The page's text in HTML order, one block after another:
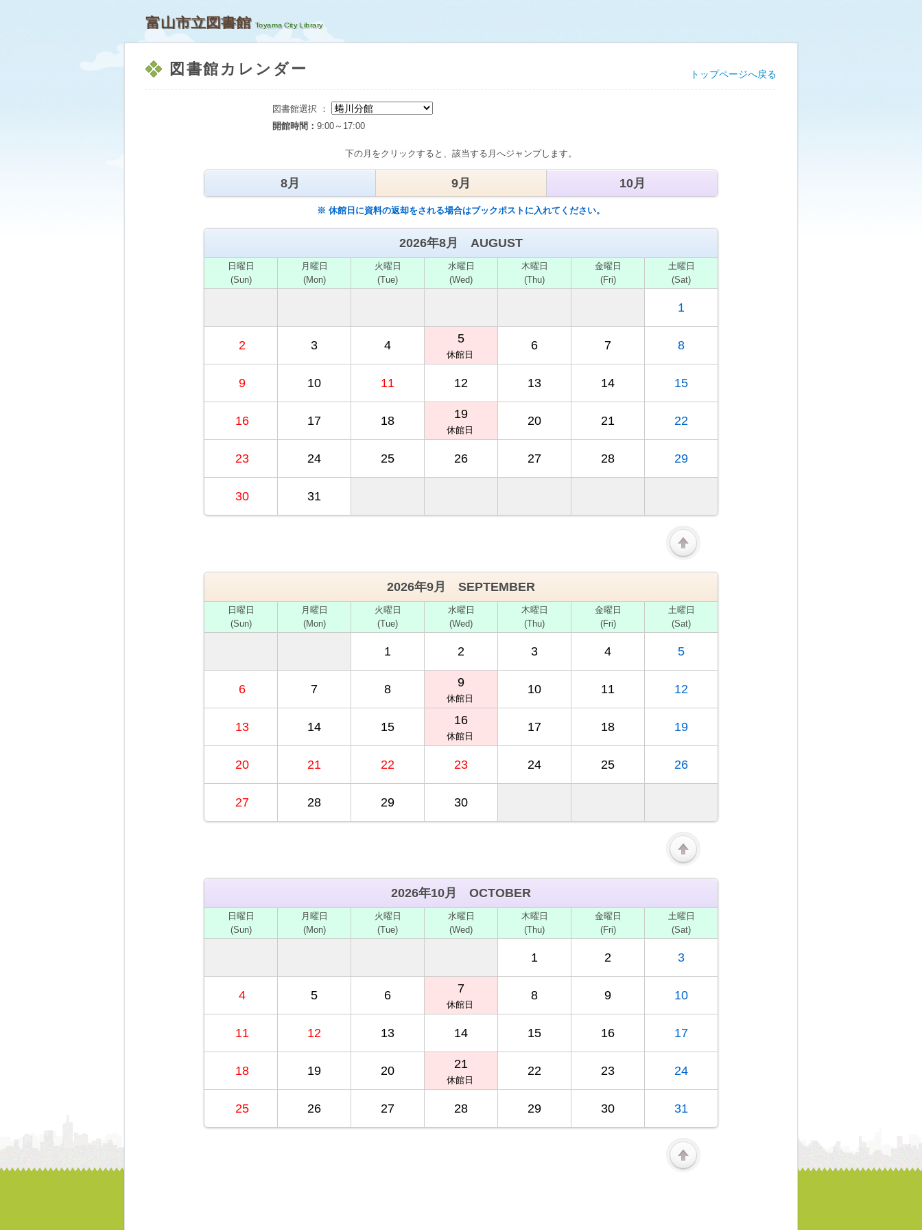
富山市立図書館
図書館カレンダー トップページへ戻る
図書館選択 ：
開館時間： 9:00～17:00
下の月をクリックすると、該当する月へジャンプします。
8月 9月 10月
※ 休館日に資料の返却をされる場合はブックポストに入れてください。
2026年8月 AUGUST
日 曜日
(Sun)
月 曜日
(Mon)
火曜日
(Tue)
水曜日
(Wed)
木曜日
(Thu)
金曜日
(Fri)
土曜日
(Sat)
1
2 3 4 5
休館日
6 7 8
9 10 11 12 13 14 15
16 17 18 19
休館日
20 21 22
23 24 25 26 27 28 29
30 31
2026年9月 SEPTEMBER
日 曜日
(Sun)
月 曜日
(Mon)
火曜日
(Tue)
水曜日
(Wed)
木曜日
(Thu)
金曜日
(Fri)
土曜日
(Sat)
1 2 3 4 5
6 7 8 9
休館日
10 11 12
13 14 15 16
休館日
17 18 19
20 21 22 23 24 25 26
27 28 29 30
2026年10月 OCTOBER
日 曜日
(Sun)
月 曜日
(Mon)
火曜日
(Tue)
水曜日
(Wed)
木曜日
(Thu)
金曜日
(Fri)
土曜日
(Sat)
1 2 3
4 5 6 7
休館日
8 9 10
11 12 13 14 15 16 17
18 19 20 21
休館日
22 23 24
25 26 27 28 29 30 31